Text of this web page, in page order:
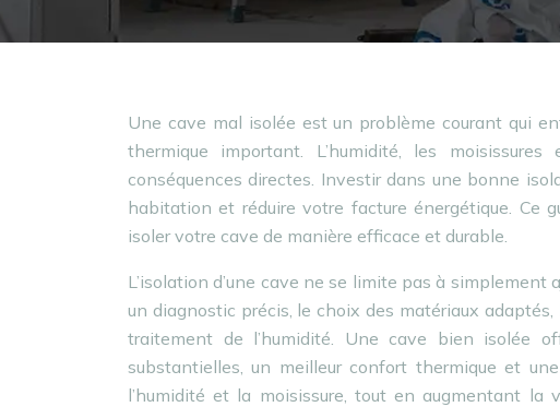
Une cave mal isolée est un problème courant qui
thermique important. L’humidité, les
conséquences directes. Investir dans une bonne
habitation et réduire votre facture énergétique. Ce
isoler votre cave de manière efficace et durable.
L’isolation d’une cave ne se limite pas à simplement
un diagnostic précis, le choix des matériaux
traitement de l’humidité. Une cave bien isolée
substantielles, un meilleur confort thermique et
l’humidité et la moisissure, tout en augmentant